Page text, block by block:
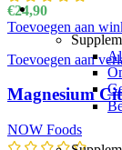
€24,90
Toevoegen aan
Toevoegen aan
Magnesium
NOW Foods